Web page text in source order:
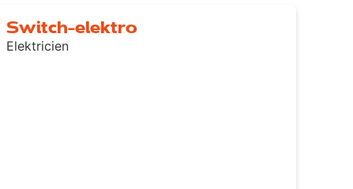
Switch-elektro
Elektricien